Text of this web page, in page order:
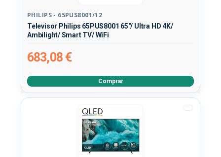
PHILIPS - 65PUS8001/12
Televisor Philips 65PUS8001 65"/ Ultra HD 4K/
Ambilight/ Smart TV/ WiFi
683,08 €
Comprar